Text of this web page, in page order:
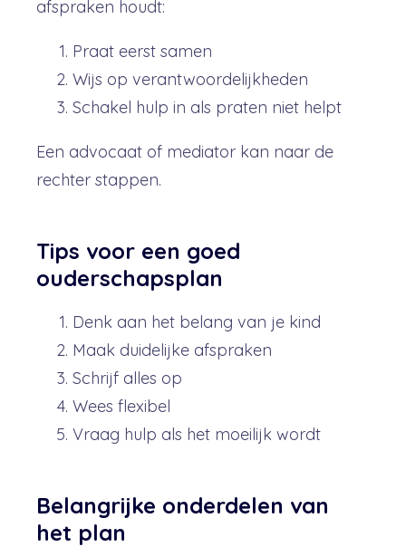
afspraken houdt:
Praat eerst samen
Wijs op verantwoordelijkheden
Schakel hulp in als praten niet helpt
Een advocaat of mediator kan naar de
rechter stappen.
Tips voor een goed
ouderschapsplan
Denk aan het belang van je kind
Maak duidelijke afspraken
Schrijf alles op
Wees flexibel
Vraag hulp als het moeilijk wordt
Belangrijke onderdelen van
het plan